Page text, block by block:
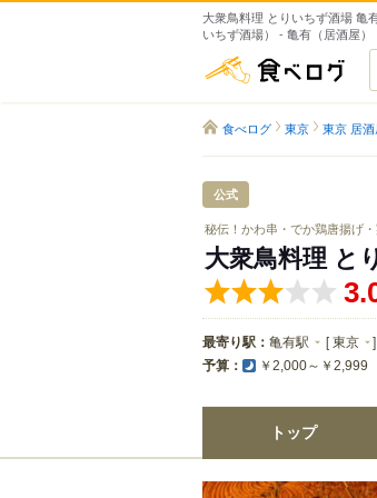
大衆鳥料理 とりいちず酒場 亀
いちず酒場） - 亀有（居酒屋）
食
食べログ 東京 東京 居酒
公式
秘伝！かわ串・でか鶏唐揚げ
大衆鳥料理 と
最寄り駅： 亀有駅 [東京 ]
予算： ￥2,000～￥2,999
トップ